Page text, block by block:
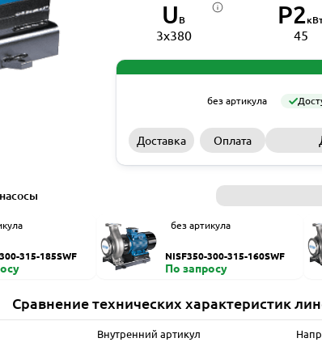
U В
3x380
P2
45
без артикула
Доставка Оплата
315-185SWF
без артикула
NISF350-300-315-160SWF
По запросу
Сравнение технических характеристик
Внутренний артикул